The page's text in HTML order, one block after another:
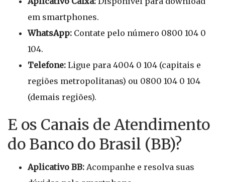
em smartphones.
WhatsApp: Contate pelo número 0800 104 0
104.
Telefone: Ligue para 4004 0 104 (capitais e
regiões metropolitanas) ou 0800 104 0 104
(demais regiões).
E os Canais de Atendimento
do Banco do Brasil (BB)?
Aplicativo BB: Acompanhe e resolva suas